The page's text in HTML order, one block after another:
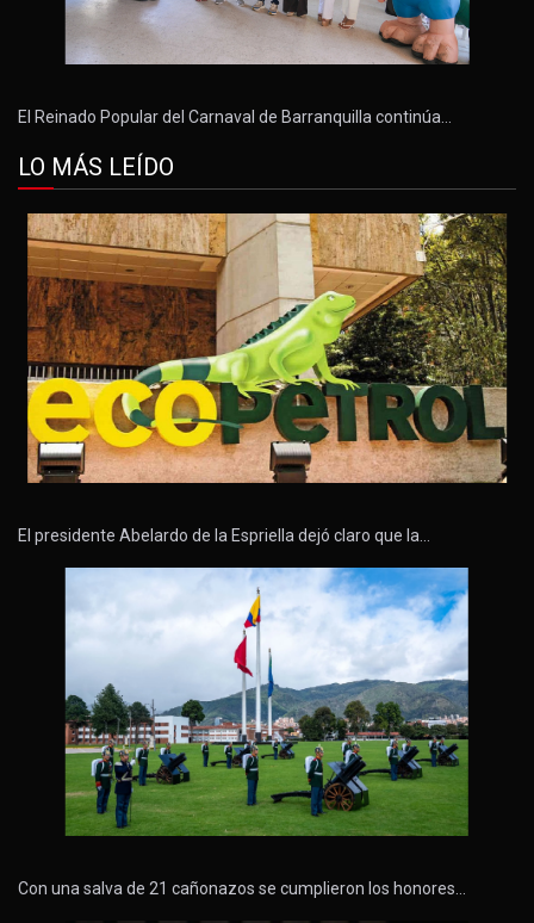
El Reinado Popular del Carnaval de Barranquilla continúa…
LO MÁS LEÍDO
El presidente Abelardo de la Espriella dejó claro que la…
Con una salva de 21 cañonazos se cumplieron los honores…